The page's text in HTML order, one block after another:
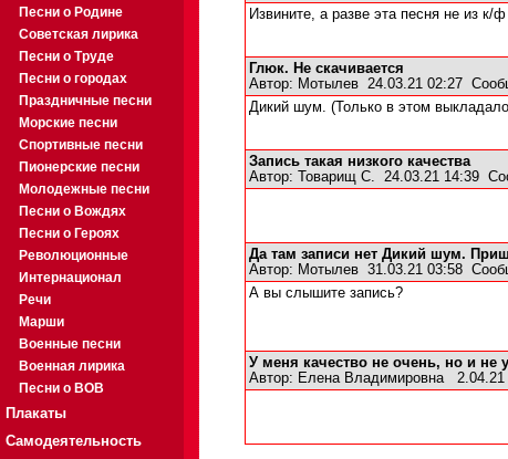
Песни о Родине
Советская лирика
Песни о Труде
Песни о городах
Праздничные песни
Морские песни
Спортивные песни
Пионерские песни
Молодежные песни
Песни о Вождях
Песни о Героях
Революционные
Интернационал
Речи
Марши
Военные песни
Военная лирика
Песни о ВОВ
Плакаты
Самодеятельность
Извините, а разве эта песня не из
Глюк. Не скачивается
Автор: Мотылев 24.03.21 02:27
Дикий шум. (Только в этом
Запись такая низкого качества
Автор:
Товарищ С. 24.03.21 14:39
Да там записи нет Дикий шум.
Автор: Мотылев 31.03.21 03:58
А вы слышите запись?
У меня качество не очень, но и не
Автор: Елена Владимировна 2.04.21